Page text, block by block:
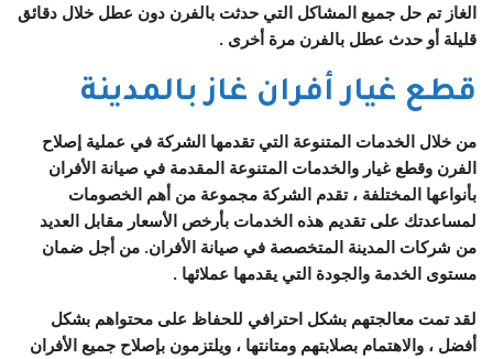
الغاز تم حل جميع المشاكل التي حدثت بالفرن دون عطل خلال دقائق
قليلة أو حدث عطل بالفرن مرة أخرى .
قطع غيار أفران غاز بالمدينة
من خلال الخدمات المتنوعة التي تقدمها الشركة في عملية إصلاح
الفرن وقطع غيار والخدمات المتنوعة المقدمة في صيانة الأفران
بأنواعها المختلفة ، تقدم الشركة مجموعة من أهم الخصومات
لمساعدتك على تقديم هذه الخدمات بأرخص الأسعار مقابل العديد
من شركات المدينة المتخصصة في صيانة الأفران. من أجل ضمان
مستوى الخدمة والجودة التي يقدمها عملائها .
لقد تمت معالجتهم بشكل احترافي للحفاظ على محتواهم بشكل
أفضل ، والاهتمام بصلابتهم ومتانتها ، ويلتزمون بإصلاح جميع الأفران